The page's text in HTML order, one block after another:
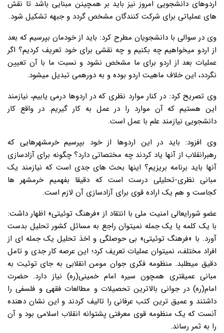
اردوهای دانشجویی امروز نیز باید بر همچینن مبنایی باشد تا نقش
های عملیاتی برای شرکت کنندگان مشخص گردد و جبهه تشکیل شود.
وی در سوالی با دانشجویان مطرح کرد: باید از خودمان بپرسیم که بعد
از اردو میخواهیم چه بکنیم و چه نقشی برای خود تعریف کردیم؟ اگر
عملیات بعد از اردو برای ما مشخص نشود و نسبت ما با آن تعیین
نگردد، این خلاف ماهیت اردو بوده و به دورهمی تبدیل میشود.
وی تصریح کرد: در کنار موارد نظری که در اردوها درمی یابیم، نیازمند
این هستیم که آن موارد را در عمل به کار گیریم. در واقع کار
دانشجویی نیازمند علم با عمل است.
وی افزود: باید در این اردوها از خود بپرسیم خرمشهرهایی که
رهبرانقلاب از آنها یاد کردند چه مختصاتی دارد؟ چگونه برای آزادسازی
آنها باید برنامه بریزیم؟ اینها بحث های جدی است که نیازمند یک
مبانی نظری-تحلیلی درست است که دقیقا بفهمیم خرمشهر ها
کجاست و هم یک اراده قوی برای آزادسازی آن لازم است.
عضو شورایعالی امنیت ملی با انتقاد از «فرهنگ توئیتی» اظهار داشت:
با یک کلمه یا یک جمله نمیتوان راجع به مسائل کشور تحلیل بدست
آورد. با «فرهنگ توئیتی» بی حوصلگی و اخذ تحلیل یک جمله ای از
افراد مختلف، نمیتوان عملیات تعریف کرد؛ این عرصه کار جدی و تامل
دقیق میطلبد. منظومه فکری جوان مومن انقلابی به جای توئیت به
مبانی عمیقتری همچون سیره امام خمینی(ره) نیاز دارد. حضرت
امام(ره) در جوانی بالاترین تحصیلات و مطالعات فقهی و فلسفی را
داشتند و عمیق ترین کتب عرفانی را تالیف کردند و این نشان دهنده
آنست که یک منظومه قوی معرفتی پشتوانه انقلاب اسلامی بود و آن
را به ثمر رساند.